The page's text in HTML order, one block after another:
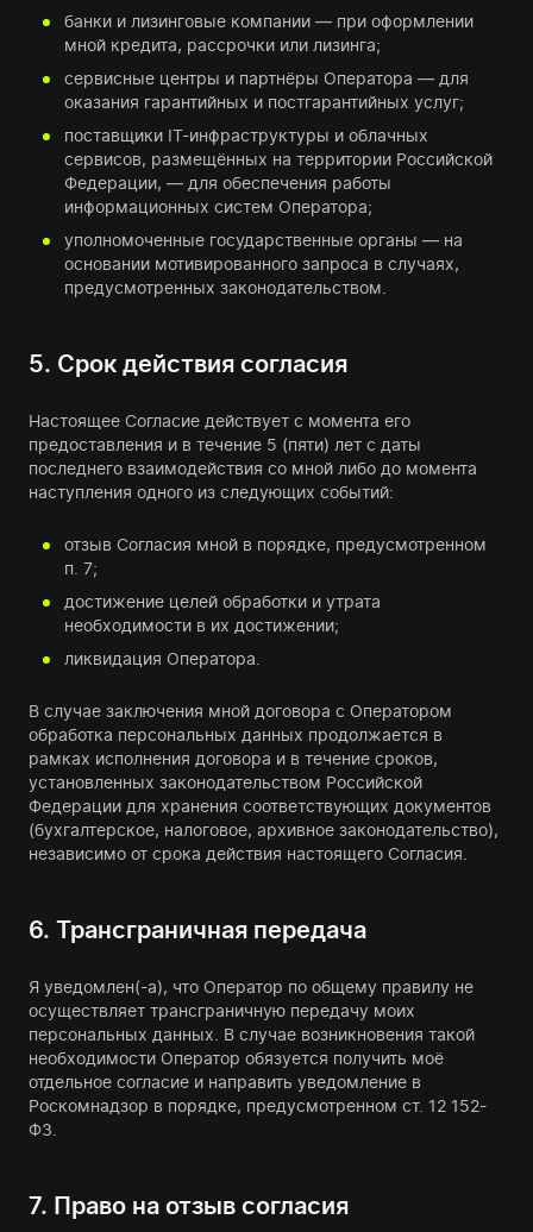
банки и лизинговые компании — при оформлении
мной кредита, рассрочки или лизинга;
сервисные центры и партнёры Оператора — для
оказания гарантийных и постгарантийных услуг;
поставщики IT-инфраструктуры и облачных
сервисов, размещённых на территории Российской
Федерации, — для обеспечения работы
информационных систем Оператора;
уполномоченные государственные органы — на
основании мотивированного запроса в случаях,
предусмотренных законодательством.
5. Срок действия согласия
Настоящее Согласие действует с момента его
предоставления и в течение 5 (пяти) лет с даты
последнего взаимодействия со мной либо до момента
наступления одного из следующих событий:
отзыв Согласия мной в порядке, предусмотренном
п. 7;
достижение целей обработки и утрата
необходимости в их достижении;
ликвидация Оператора.
В случае заключения мной договора с Оператором
обработка персональных данных продолжается в
рамках исполнения договора и в течение сроков,
установленных законодательством Российской
Федерации для хранения соответствующих документов
(бухгалтерское, налоговое, архивное законодательство),
независимо от срока действия настоящего Согласия.
6. Трансграничная передача
Я уведомлен(-а), что Оператор по общему правилу не
осуществляет трансграничную передачу моих
персональных данных. В случае возникновения такой
необходимости Оператор обязуется получить моё
отдельное согласие и направить уведомление в
Роскомнадзор в порядке, предусмотренном ст. 12 152-
ФЗ.
7. Право на отзыв согласия